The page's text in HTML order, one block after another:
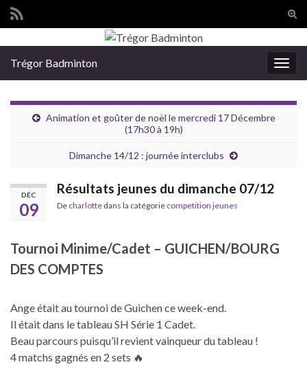
Search for:
Trégor Badminton
Animation et goûter de noël le mercredi 17 Décembre
(17h30 à 19h)
Dimanche 14/12 : journée interclubs
DÉC
09
Résultats jeunes du dimanche 07/12
De charlotte dans la catégorie competition jeunes
Tournoi Minime/Cadet – GUICHEN/BOURG
DES COMPTES
Ange était au tournoi de Guichen ce week-end.
Il était dans le tableau SH Série 1 Cadet.
Beau parcours puisqu’il revient vainqueur du tableau !
4 matchs gagnés en 2 sets 🔥